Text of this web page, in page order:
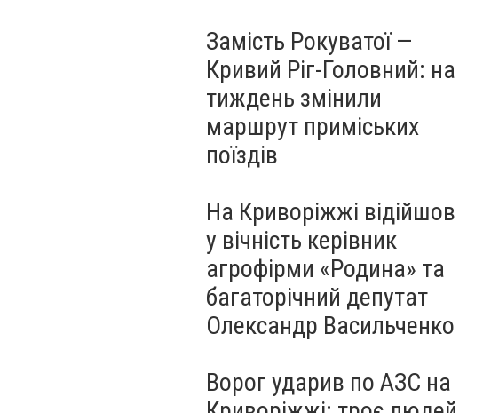
Замість Рокуватої —
Кривий Ріг-Головний: на
тиждень змінили
маршрут приміських
поїздів
На Криворіжжі відійшов
у вічність керівник
агрофірми «Родина» та
багаторічний депутат
Олександр Васильченко
Ворог ударив по АЗС на